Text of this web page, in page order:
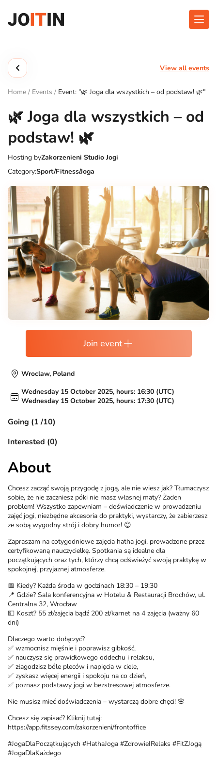
content
Get the App:
View all events
Home / Events / Event: "🌿 Joga dla wszystkich – od podstaw! 🌿"
🌿 Joga dla wszystkich – od
podstaw! 🌿
Hosting byZakorzenieni Studio Jogi
Category:Sport/Fitness/Joga
Join event
Wroclaw, Poland
Wednesday 15 October 2025, hours: 16:30 (UTC)
Wednesday 15 October 2025, hours: 17:30 (UTC)
Going (1 /10)
Interested (0)
About
Chcesz zacząć swoją przygodę z jogą, ale nie wiesz jak? Tłumaczysz
sobie, że nie zaczniesz póki nie masz własnej maty? Żaden
problem! Wszystko zapewniam – doświadczenie w prowadzeniu
zajęć jogi, niezbędne akcesoria do praktyki, wystarczy, że zabierzesz
ze sobą wygodny strój i dobry humor! 😊
Zapraszam na cotygodniowe zajęcia hatha jogi, prowadzone przez
certyfikowaną nauczycielkę. Spotkania są idealne dla
początkujących oraz tych, którzy chcą odświeżyć swoją praktykę w
spokojnej, przyjaznej atmosferze.
📅 Kiedy? Każda środa w godzinach 18:30 – 19:30
📍 Gdzie? Sala konferencyjna w Hotelu & Restauracji Brochów, ul.
Centralna 32, Wrocław
💵 Koszt? 55 zł/zajęcia bądź 200 zł/karnet na 4 zajęcia (ważny 60
dni)
Dlaczego warto dołączyć?
✅ wzmocnisz mięśnie i poprawisz gibkość,
✅ nauczysz się prawidłowego oddechu i relaksu,
✅ złagodzisz bóle pleców i napięcia w ciele,
✅ zyskasz więcej energii i spokoju na co dzień,
✅ poznasz podstawy jogi w bezstresowej atmosferze.
Nie musisz mieć doświadczenia – wystarczą dobre chęci! 🌸
Chcesz się zapisać? Kliknij tutaj:
https://app.fitssey.com/zakorzenieni/frontoffice
#JogaDlaPoczątkujących #HathaJoga #ZdrowieIRelaks #FitZJogą
#JogaDlaKażdego